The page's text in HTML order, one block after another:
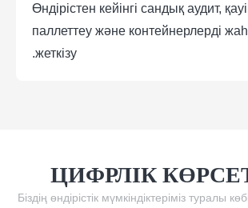
Өндірістен кейінгі сандық аудит,
паллеттеу және контейнерлерді
жеткізу.
ЦИФРЛІК
Біздің өндірістік мүмкіндіктеріміз туралы